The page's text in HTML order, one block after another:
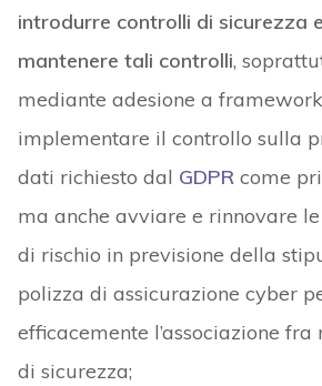
introdurre controlli di sicurezza
mantenere tali controlli,
mediante adesione a
implementare il controllo sulla
dati richiesto dal GDPRcome
ma anche avviare e rinnovare
di rischio in previsione della
polizza di assicurazione cyber
efficacemente l’associazione fra
di sicurezza;